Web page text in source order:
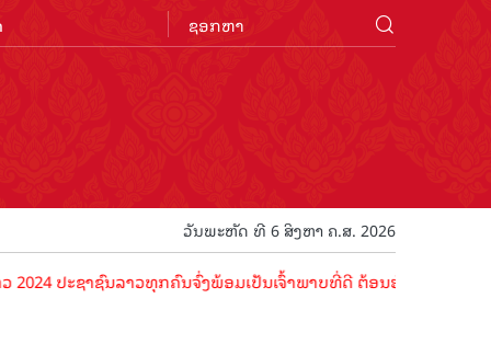
ວັນພະຫັດ ທີ 6 ສິງຫາ ຄ.ສ. 2026
ະຊາຊົນລາວທຸກຄົນຈົ່ງພ້ອມເປັນເຈົ້າພາບທີ່ດີ ຕ້ອນຮັບນັກທ່ອງທ່ຽວດ້ວຍໄ